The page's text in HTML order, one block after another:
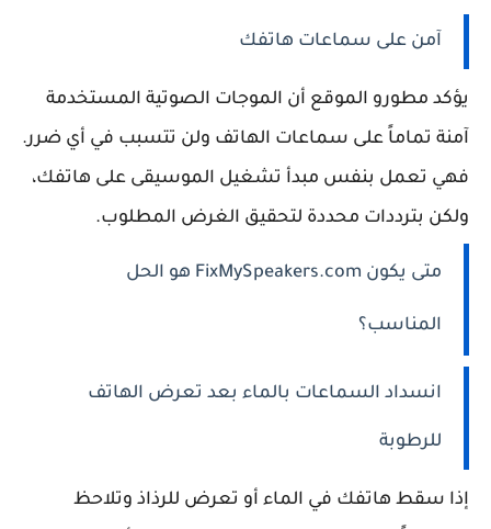
آمن على سماعات هاتفك
يؤكد مطورو الموقع أن الموجات الصوتية المستخدمة
آمنة تماماً على سماعات الهاتف ولن تتسبب في أي ضرر.
فهي تعمل بنفس مبدأ تشغيل الموسيقى على هاتفك،
ولكن بترددات محددة لتحقيق الغرض المطلوب.
متى يكون FixMySpeakers.com هو الحل
المناسب؟
انسداد السماعات بالماء بعد تعرض الهاتف
للرطوبة
إذا سقط هاتفك في الماء أو تعرض للرذاذ وتلاحظ